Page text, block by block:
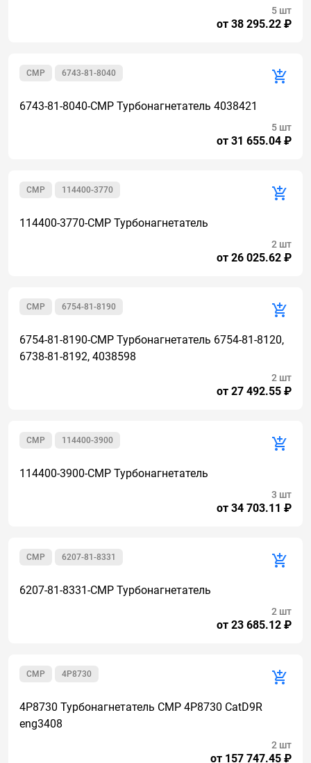
от 38 295.22 ₽
5 шт
6743-81-8040
CMP
6743-81-8040-CMP Турбонагнетатель 4038421
от 31 655.04 ₽
5 шт
114400-3770
CMP
114400-3770-CMP Турбонагнетатель
от 26 025.62 ₽
2 шт
6754-81-8190
CMP
6754-81-8190-CMP Турбонагнетатель 6754-81-8120,
6738-81-8192, 4038598
от 27 492.55 ₽
2 шт
114400-3900
CMP
114400-3900-CMP Турбонагнетатель
от 34 703.11 ₽
3 шт
6207-81-8331
CMP
6207-81-8331-CMP Турбонагнетатель
от 23 685.12 ₽
2 шт
4P8730
CMР
4P8730 Турбонагнетатель CMP 4P8730 CatD9R
eng3408
от 157 747.45 ₽
2 шт